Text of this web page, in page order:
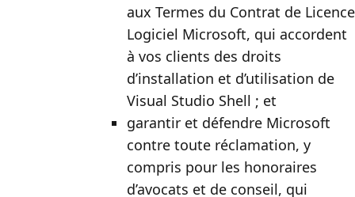
aux Termes du Contrat de Licence
Logiciel Microsoft, qui accordent
à vos clients des droits
d’installation et d’utilisation de
Visual Studio Shell ; et
garantir et défendre Microsoft
contre toute réclamation, y
compris pour les honoraires
d’avocats et de conseil, qui